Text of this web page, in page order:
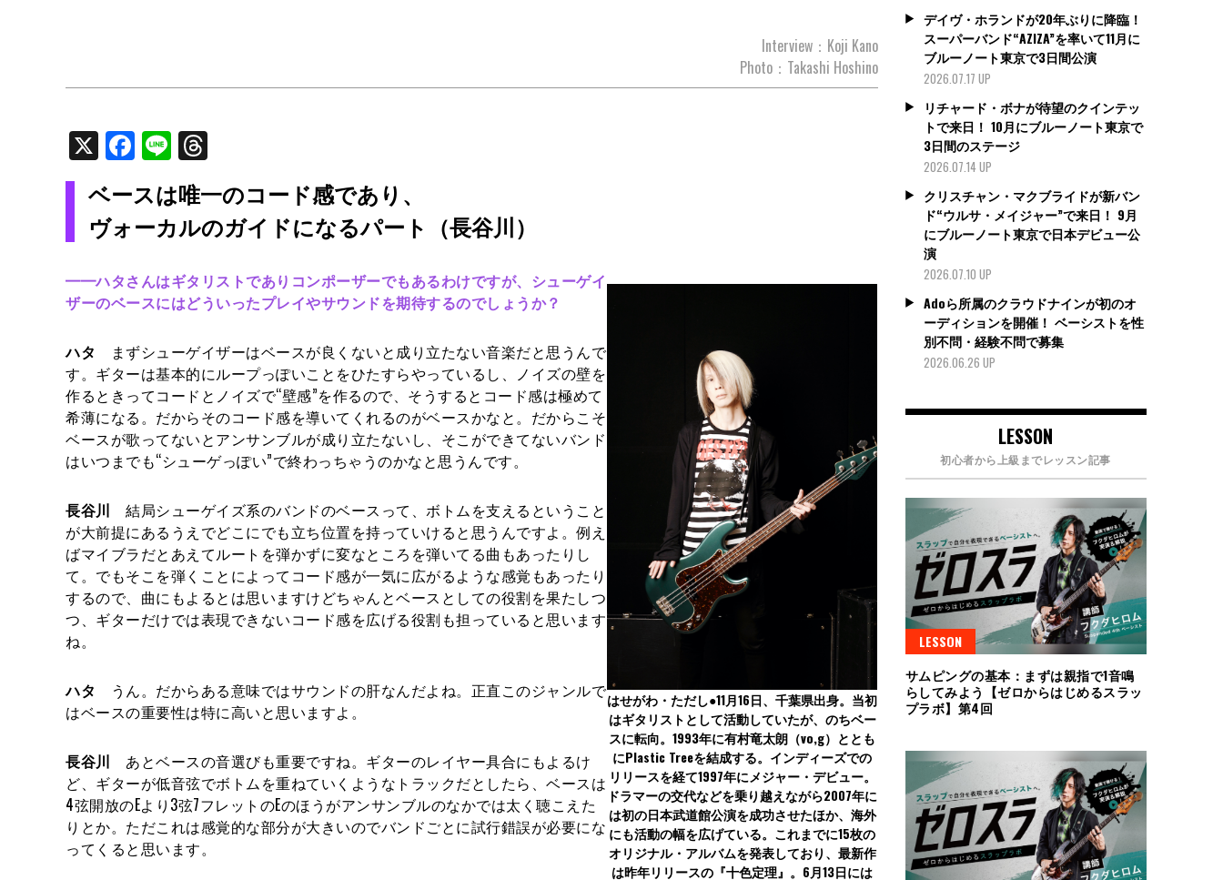
Interview：Koji Kano
Photo：Takashi Hoshino
X Facebook
Line
ベースは唯一のコード感であり、
ヴォーカルのガイドになるパート（長谷川）
━━ハタさんはギタリストでありコンポーザーでもあるわけですが、シューゲイ
ザーのベースにはどういったプレイやサウンドを期待するのでしょうか？
ハタ まずシューゲイザーはベースが良くないと成り立たない音楽だと思うんで
す。ギターは基本的にループっぽいことをひたすらやっているし、ノイズの壁を
作るときってコードとノイズで“壁感”を作るので、そうするとコード感は極めて
希薄になる。だからそのコード感を導いてくれるのがベースかなと。だからこそ
ベースが歌ってないとアンサンブルが成り立たないし、そこができてないバンド
はいつまでも“シューゲっぽい”で終わっちゃうのかなと思うんです。
長谷川 結局シューゲイズ系のバンドのベースって、ボトムを支えるということ
が大前提にあるうえでどこにでも立ち位置を持っていけると思うんですよ。例え
ばマイブラだとあえてルートを弾かずに変なところを弾いてる曲もあったりし
て。でもそこを弾くことによってコード感が一気に広がるような感覚もあったり
するので、曲にもよるとは思いますけどちゃんとベースとしての役割を果たしつ
つ、ギターだけでは表現できないコード感を広げる役割も担っていると思います
ね。
ハタ うん。だからある意味ではサウンドの肝なんだよね。正直このジャンルで
はベースの重要性は特に高いと思いますよ。
長谷川 あとベースの音選びも重要ですね。ギターのレイヤー具合にもよるけ
ど、ギターが低音弦でボトムを重ねていくようなトラックだとしたら、ベースは
4弦開放のEより3弦7フレットのEのほうがアンサンブルのなかでは太く聴こえた
りとか。ただこれは感覚的な部分が大きいのでバンドごとに試行錯誤が必要にな
ってくると思います。
はせがわ・ただし●11月16日、千葉県出身。当初
はギタリストとして活動していたが、のちベー
スに転向。1993年に有村竜太朗（vo,g）ととも
にPlastic Treeを結成する。インディーズでの
リリースを経て1997年にメジャー・デビュー。
ドラマーの交代などを乗り越えながら2007年に
は初の日本武道館公演を成功させたほか、海外
にも活動の幅を広げている。これまでに15枚の
オリジナル・アルバムを発表しており、最新作
は昨年リリースの『十色定理』。6月13日には
デイヴ・ホランドが20年ぶりに降臨！
スーパーバンド“AZIZA”を率いて11月に
ブルーノート東京で3日間公演
2026.07.17 UP
リチャード・ボナが待望のクインテッ
トで来日！ 10月にブルーノート東京で
3日間のステージ
2026.07.14 UP
クリスチャン・マクブライドが新バン
ド“ウルサ・メイジャー”で来日！ 9月
にブルーノート東京で日本デビュー公
演
2026.07.10 UP
Adoら所属のクラウドナインが初のオ
ーディションを開催！ ベーシストを性
別不問・経験不問で募集
2026.06.26 UP
LESSON
初心者から上級までレッスン記事
LESSON
サムピングの基本：まずは親指で1音鳴
らしてみよう【ゼロからはじめるスラッ
プラボ】第4回